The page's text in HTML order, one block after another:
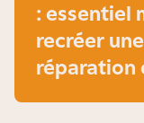
: essentiel
recréer
réparation